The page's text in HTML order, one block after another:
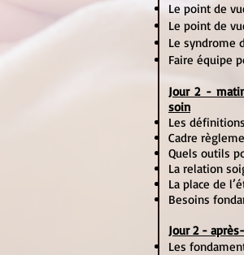
Le point de
Le point de
Le syndrome
Faire équipe
Jour 2 -
soin
Les définitions
Cadre
Quels outils
La relation
La place de
Besoins
Jour 2 -
Les